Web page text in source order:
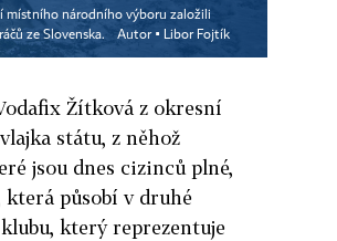
místního národního výboru založili
ze Slovenska.
Autor ▪ Libor Fojtík
Žítková z okresní
státu, z něhož
jsou dnes cizinců plné,
která působí v druhé
který reprezentuje